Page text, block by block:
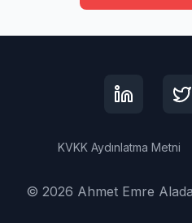
KVKK Aydınlatma Metni
© 2026 Ahmet Emre